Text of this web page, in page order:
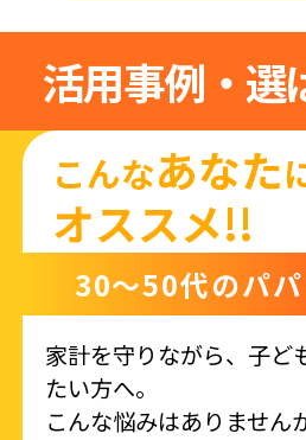
活用事例・選
こんなあなた
オススメ!!
30〜50代のパパ
家計を守りながら、子ど
たい方へ。
こんな悩みはありません